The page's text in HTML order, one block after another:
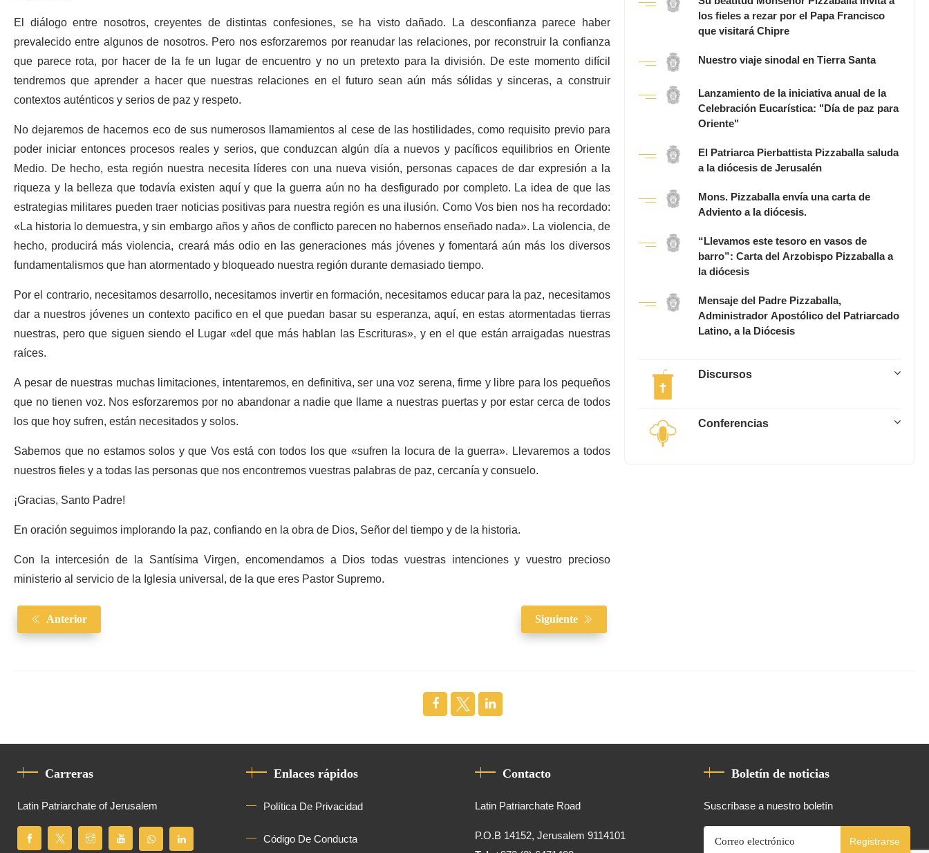
El diálogo entre nosotros, creyentes de distintas confesiones, se ha visto dañado. La desconfianza parece haber
prevalecido entre algunos de nosotros. Pero nos esforzaremos por reanudar las relaciones, por reconstruir la confianza
que parece rota, por hacer de la fe un lugar de encuentro y no un pretexto para la división. De este momento difícil
tendremos que aprender a hacer que nuestras relaciones en el futuro sean aún más sólidas y sinceras, a construir
contextos auténticos y serios de paz y respeto.
No dejaremos de hacernos eco de sus numerosos llamamientos al cese de las hostilidades, como requisito previo para
poder iniciar entonces procesos reales y serios, que conduzcan algún día a nuevos y pacíficos equilibrios en Oriente
Medio. De hecho, esta región nuestra necesita líderes con una nueva visión, personas capaces de dar expresión a la
riqueza y la belleza que todavía existen aquí y que la guerra aún no ha desfigurado por completo. La idea de que las
estrategias militares pueden traer noticias positivas para nuestra región es una ilusión. Como Vos bien nos ha recordado:
«La historia lo demuestra, y sin embargo años y años de conflicto parecen no habernos enseñado nada». La violencia, de
hecho, producirá más violencia, creará más odio en las generaciones más jóvenes y fomentará aún más los diversos
fundamentalismos que han atormentado y bloqueado nuestra región durante demasiado tiempo.
Por el contrario, necesitamos desarrollo, necesitamos invertir en formación, necesitamos educar para la paz, necesitamos
dar a nuestros jóvenes un contexto pacifico en el que puedan basar su esperanza, aquí, en estas atormentadas tierras
nuestras, pero que siguen siendo el Lugar «del que más hablan las Escrituras», y en el que están arraigadas nuestras
raíces.
A pesar de nuestras muchas limitaciones, intentaremos, en definitiva, ser una voz serena, firme y libre para los pequeños
que no tienen voz. Nos esforzaremos por no abandonar a nadie que llame a nuestras puertas y por estar cerca de todos
los que hoy sufren, están necesitados y solos.
Sabemos que no estamos solos y que Vos está con todos los que «sufren la locura de la guerra». Llevaremos a todos
nuestros fieles y a todas las personas que nos encontremos vuestras palabras de paz, cercanía y consuelo.
¡Gracias, Santo Padre!
En oración seguimos implorando la paz, confiando en la obra de Dios, Señor del tiempo y de la historia.
Con la intercesión de la Santísima Virgen, encomendamos a Dios todas vuestras intenciones y vuestro precioso
ministerio al servicio de la Iglesia universal, de la que eres Pastor Supremo.
Anterior Siguiente
los fieles a rezar por el Papa Francisco
que visitará Chipre
Nuestro viaje sinodal en Tierra Santa
Lanzamiento de la iniciativa anual de la
Celebración Eucarística: "Día de paz para
Oriente"
El Patriarca Pierbattista Pizzaballa saluda
a la diócesis de Jerusalén
Mons. Pizzaballa envía una carta de
Adviento a la diócesis.
“Llevamos este tesoro en vasos de
barro”: Carta del Arzobispo Pizzaballa a
la diócesis
Mensaje del Padre Pizzaballa,
Administrador Apostólico del Patriarcado
Latino, a la Diócesis
Discursos
Conferencias
Carreras
Latin Patriarchate of Jerusalem
Enlaces rápidos
Política De Privacidad
Código De Conducta
Contacto
Latin Patriarchate Road
P.O.B 14152, Jerusalem 9114101
Boletín de noticias
Suscríbase a nuestro boletín
Registrarse